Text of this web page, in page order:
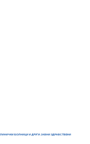
БОЛНИЦИ И ДРУГИ ЈАВНИ ЗДРАВСТВЕНИ